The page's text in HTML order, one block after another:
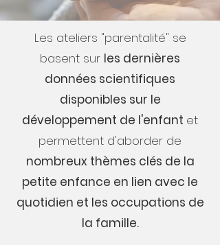
Les ateliers "parentalité" se
basent sur les dernières
données scientifiques
disponibles sur le
développement de l'enfant et
permettent d'aborder de
nombreux thèmes clés de la
petite enfance en lien avec le
quotidien et les occupations de
la famille.